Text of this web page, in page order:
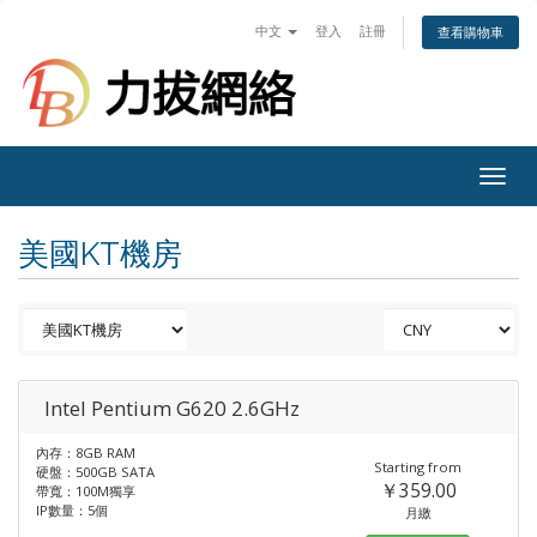
中文 登入 註冊 查看購物車
美國KT機房
Intel Pentium G620 2.6GHz
內存：8GB RAM
硬盤：500GB SATA
帶寬：100M獨享
IP數量：5個
Starting from
￥359.00
月繳